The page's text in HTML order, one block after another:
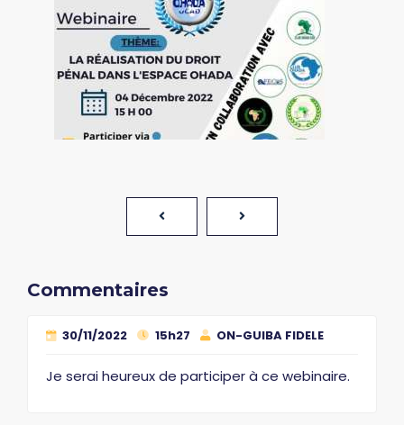
Commentaires
30/11/2022 15h27 ON-GUIBA FIDELE
Je serai heureux de participer à ce webinaire.